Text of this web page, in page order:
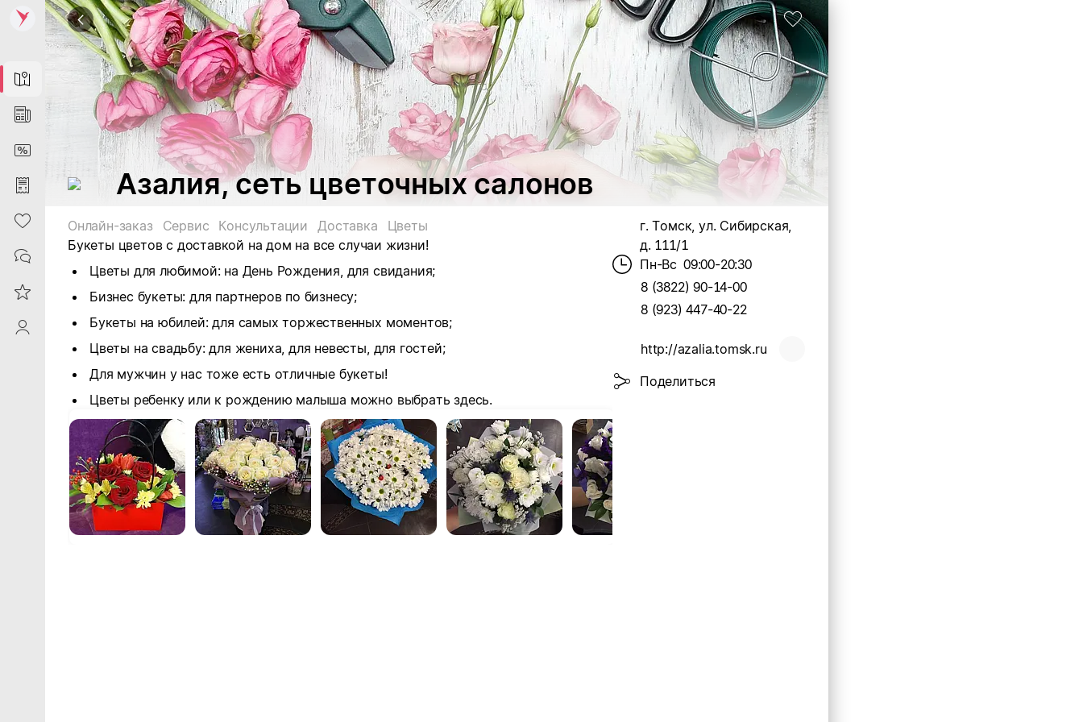
Map
News
DiscountCard
Purchases
Heart
Contacts
Reviews
ProfileSaby
Азалия, сеть цветочных салонов
Онлайн-заказ Сервис Консультации Доставка
Цветы
Букеты цветов с доставкой на дом на все случаи жизни!
Цветы для любимой: на День Рождения, для свидания;
Бизнес букеты: для партнеров по бизнесу;
Букеты на юбилей: для самых торжественных моментов;
Цветы на свадьбу: для жениха, для невесты, для гостей;
Для мужчин у нас тоже есть отличные букеты!
Цветы ребенку или к рождению малыша можно выбрать здесь.
г. Томск, ул. Сибирская,
д. 111/1
Пн-Вс 09:00-20:30
8 (3822) 90-14-00
8 (923) 447-40-22
http://azalia.tomsk.ru
Поделиться